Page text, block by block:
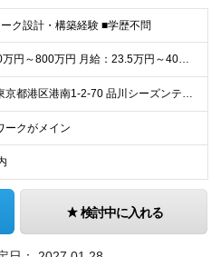
ク設計・構築経験 ■学歴不問
年収：470万円～800万円 月給：23.5万円～40万円（月給＝基本給） ※残業代は全額支給します ※試用期間3ヵ月あり。期間中、給与・待遇などに差異はありません
【本社】東京都港区港南1-2-70 品川シーズンテラス24F ・転勤の可能性：なし ※屋内禁煙（屋内：加熱式たばこ専用喫煙室設置／屋外：喫煙専用スペースあり）
ークがメイン
検討中に入れる